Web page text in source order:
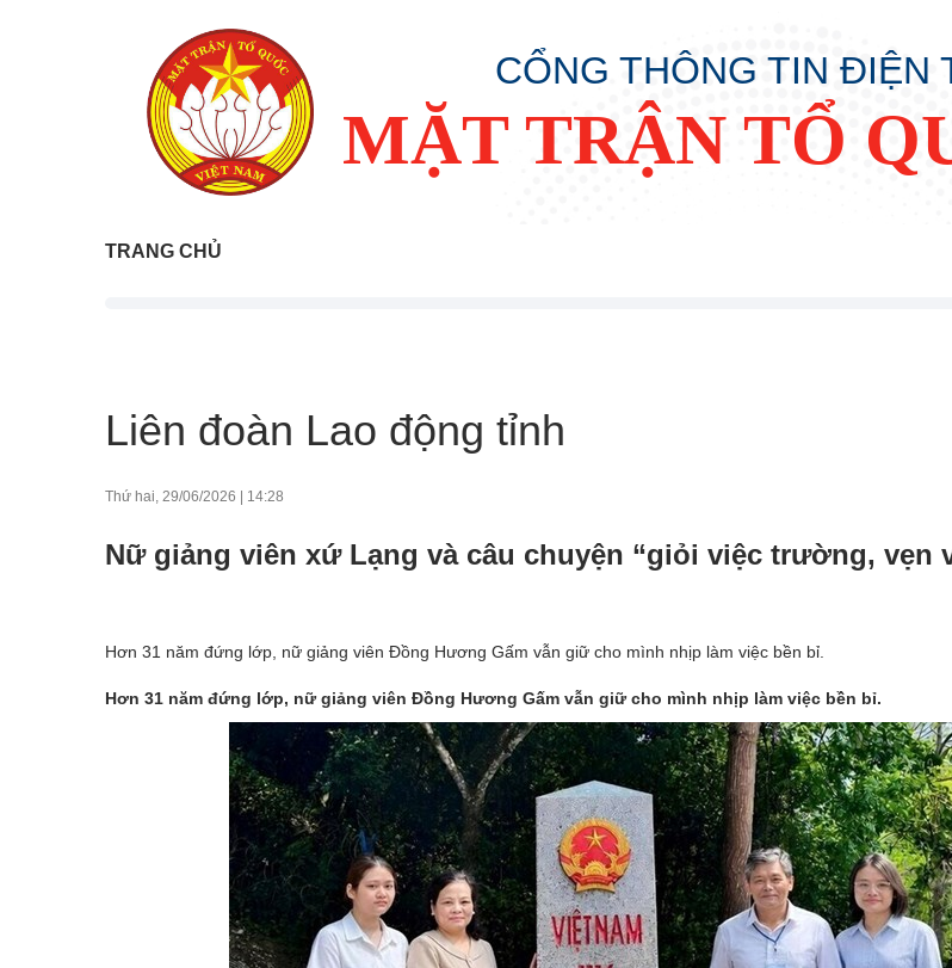
CỔNG THÔNG TIN ĐIỆN
MẶT TRẬN TỔ
TRANG CHỦ
Liên đoàn Lao động tỉnh
Thứ hai, 29/06/2026 | 14:28
Nữ giảng viên xứ Lạng và câu chuyện “giỏi việc trường, vẹn
Hơn 31 năm đứng lớp, nữ giảng viên Đồng Hương Gấm vẫn giữ cho mình nhịp làm việc bền bỉ.
Hơn 31 năm đứng lớp, nữ giảng viên Đồng Hương Gấm vẫn giữ cho mình nhịp làm việc bền bỉ.